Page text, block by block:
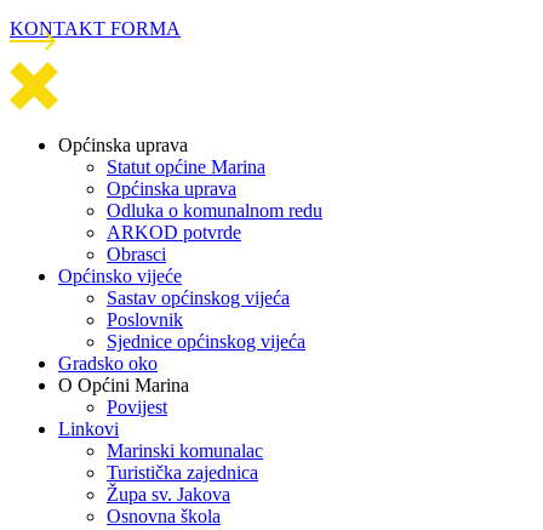
KONTAKT FORMA
Općinska uprava
Statut općine Marina
Općinska uprava
Odluka o komunalnom redu
ARKOD potvrde
Obrasci
Općinsko vijeće
Sastav općinskog vijeća
Poslovnik
Sjednice općinskog vijeća
Gradsko oko
O Općini Marina
Povijest
Linkovi
Marinski komunalac
Turistička zajednica
Župa sv. Jakova
Osnovna škola